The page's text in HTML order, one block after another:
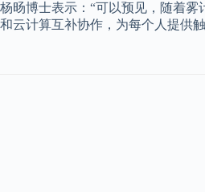
杨旸博士表示：“可以预见，随着
和云计算互补协作，为每个人提供